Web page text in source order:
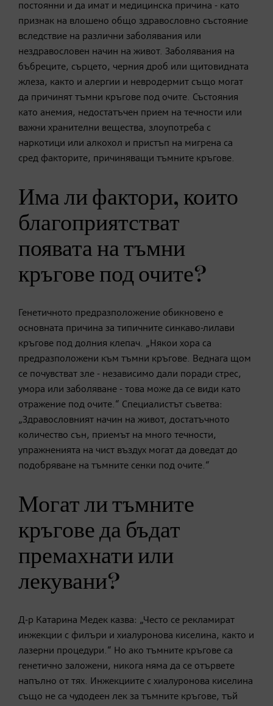
постоянни и да имат и медицинска причина - като
признак на влошено общо здравословно състояние
вследствие на различни заболявания или
нездравословен начин на живот. Заболявания на
бъбреците, сърцето, черния дроб или щитовидната
жлеза, както и алергии и невродермит също могат
да причинят тъмни кръгове под очите. Състояния
като анемия, недостатъчен прием на течности или
важни хранителни вещества, злоупотреба с
наркотици или алкохол и пристъп на мигрена са
сред факторите, причиняващи тъмните кръгове.
Има ли фактори, които
благоприятстват
появата на тъмни
кръгове под очите?
Генетичното предразположение обикновено е
основната причина за типичните синкаво-лилави
кръгове под долния клепач. „Някои хора са
предразположени към тъмни кръгове. Веднага щом
се почувстват зле - независимо дали поради стрес,
умора или заболяване - това може да се види като
отражение под очите.“ Специалистът съветва:
„Здравословният начин на живот, достатъчното
количество сън, приемът на много течности,
упражненията на чист въздух могат да доведат до
подобряване на тъмните сенки под очите.“
Могат ли тъмните
кръгове да бъдат
премахнати или
лекувани?
Д-р Катарина Медек казва: „Често се рекламират
инжекции с филъри и хиалуронова киселина, както и
лазерни процедури.“ Но ако тъмните кръгове са
генетично заложени, никога няма да се отървете
напълно от тях. Инжекциите с хиалуронова киселина
също не са чудодеен лек за тъмните кръгове, тъй